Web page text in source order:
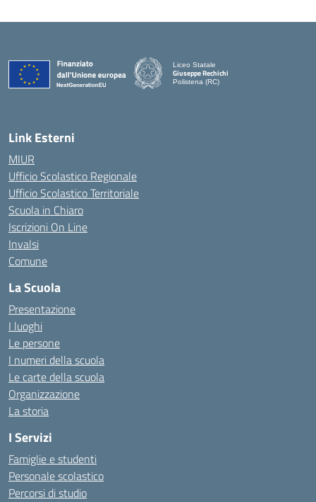
Liceo Statale
Giuseppe Rechichi
Polistena (RC)
Link Esterni
MIUR
Ufficio Scolastico Regionale
Ufficio Scolastico Territoriale
Scuola in Chiaro
Iscrizioni On Line
Invalsi
Comune
La Scuola
Presentazione
I luoghi
Le persone
I numeri della scuola
Le carte della scuola
Organizzazione
La storia
I Servizi
Famiglie e studenti
Personale scolastico
Percorsi di studio